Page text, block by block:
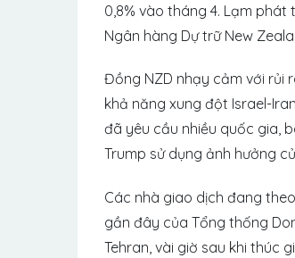
0,8% vào tháng 4. Lạm
Ngân hàng Dự trữ New
Đồng NZD nhạy cảm với rủi
khả năng xung đột Israel-
đã yêu cầu nhiều quốc gia,
Trump sử dụng ảnh hưởng
Các nhà giao dịch đang
gần đây của Tổng thống
Tehran, vài giờ sau khi thúc